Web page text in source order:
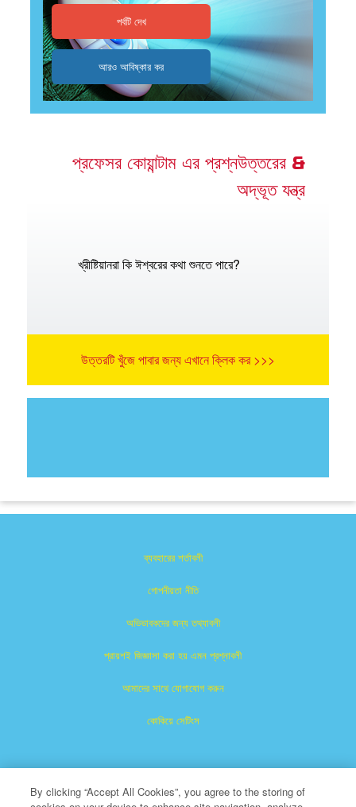
পর্বটি দেখ
আরও আবিষ্কার কর
প্রফেসর কোয়ান্টাম এর প্রশ্নউত্তরের &
অদ্ভূত যন্ত্র
খ্রীষ্টিয়ানরা কি ঈশ্বরের কথা শুনতে পারে?
উত্তরটি খুঁজে পাবার জন্য এখানে ক্লিক কর >>>
ব্যবহারের শর্তাবলী
গোপনীয়তা নীতি
অভিভাবকদের জন্য তথ্যাবলী
প্রায়শই জিজ্ঞাসা করা হয় এমন প্রশ্নাবলী
আমাদের সাথে যোগাযোগ করুন
কোকিয়ে সেটিংস
By clicking “Accept All Cookies”, you agree to the storing of